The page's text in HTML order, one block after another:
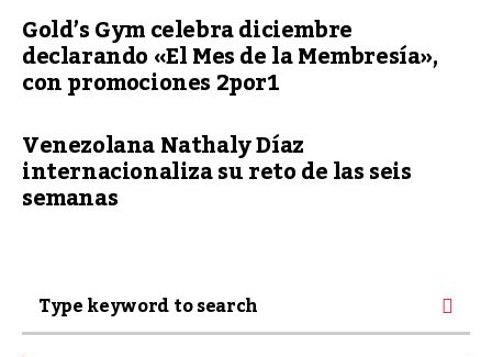
Gold’s Gym celebra diciembre
declarando «El Mes de la Membresía»,
con promociones 2por1
Venezolana Nathaly Díaz
internacionaliza su reto de las seis
semanas